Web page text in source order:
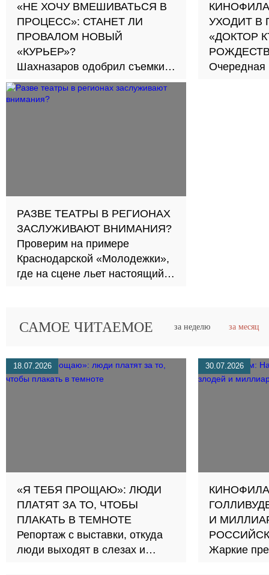
«НЕ ХОЧУ ВМЕШИВАТЬСЯ В
ПРОЦЕСС»: СТАНЕТ ЛИ
ПРОВАЛОМ НОВЫЙ
«КУРЬЕР»?
Шахназаров одобрил съемки
ремейка
УХОДИТ В
«ДОКТОР
Очередная
РАЗВЕ ТЕАТРЫ В РЕГИОНАХ
ЗАСЛУЖИВАЮТ ВНИМАНИЯ?
Проверим на примере
Краснодарской «Молодежки»,
где на сцене льет настоящий
САМОЕ ЧИТАЕМОЕ за неделю за месяц
18.07.2026
«Я ТЕБЯ ПРОЩАЮ»: ЛЮДИ
ПЛАТЯТ ЗА ТО, ЧТОБЫ
ПЛАКАТЬ В ТЕМНОТЕ
Репортаж с выставки, откуда
люди выходят в слезах и
30.07.2026
И
Жаркие